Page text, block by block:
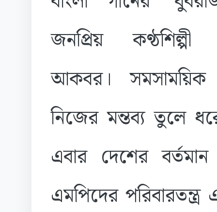
জনপ্রিয়
আকবর। সমসাময়িক
নিজের মন্তব্য তুলে
এবার দেশের বর্তমান
এমপিদের